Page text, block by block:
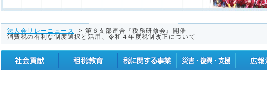
法人会リレーニュース
> 第６支部連合『税務研修会』開催
消費税の有利な制度選択と活用、令和４年度税制改正について
社会貢献 租税教育 税に関する事業 震災復興支援・応援広報活動